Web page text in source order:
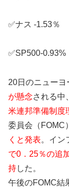
✅ナス -1.53％
✅SP500-0.93%
20日のニューヨ
が懸念される中
米連邦準備制度
委員会（FOMC
くと発表。イン
で0．25％の追
持した。
午後のFOMC結